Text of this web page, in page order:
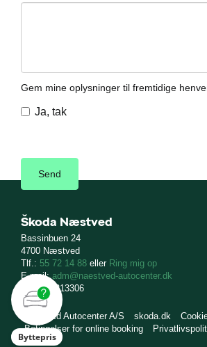
Gem mine oplysninger til fremtidige
Ja, tak
Škoda Næstved
Bassinbuen 24
4700 Næstved
Tlf.: 55 72 14 88 eller Ring mig op
E-mail:adm@naestved-autocenter.dk
CVR: 16213306
Næstved Autocenter A/S skoda.dk
Betingelser for online booking
Byttepris